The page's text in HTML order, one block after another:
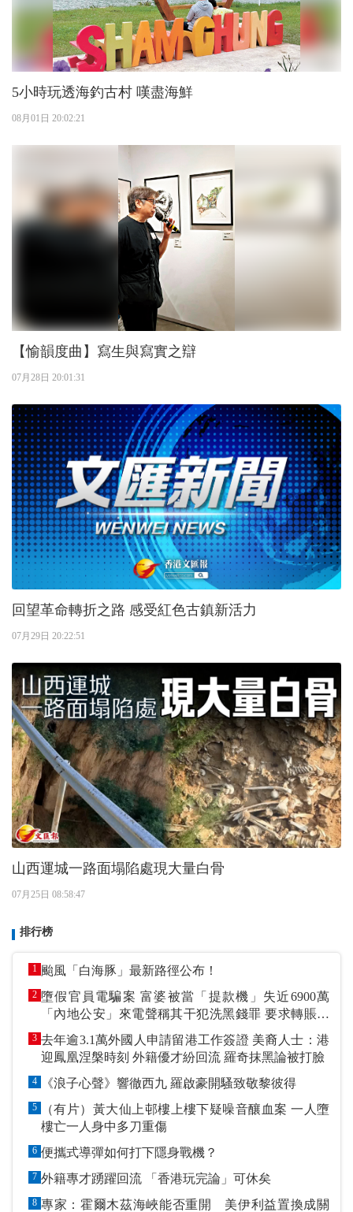
5小時玩透海釣古村 嘆盡海鮮
08月01日 20:02:21
【愉韻度曲】寫生與寫實之辯
07月28日 20:01:31
回望革命轉折之路 感受紅色古鎮新活力
07月29日 20:22:51
山西運城一路面塌陷處現大量白骨
07月25日 08:58:47
排行榜
1 颱風「白海豚」最新路徑公布！
2 墮假官員電騙案 富婆被當「提款機」失近6900萬
「內地公安」來電聲稱其干犯洗黑錢罪 要求轉賬到
指定戶口作「保證金」
3 去年逾3.1萬外國人申請留港工作簽證 美裔人士：港
迎鳳凰涅槃時刻 外籍優才紛回流 羅奇抹黑論被打臉
4 《浪子心聲》響徹西九 羅啟豪開騷致敬黎彼得
5
（有片）黃大仙上邨樓上樓下疑噪音釀血案 一人墮
樓亡一人身中多刀重傷
6 便攜式導彈如何打下隱身戰機？
7 外籍專才踴躍回流 「香港玩完論」可休矣
8 專家：霍爾木茲海峽能否重開 美伊利益置換成關